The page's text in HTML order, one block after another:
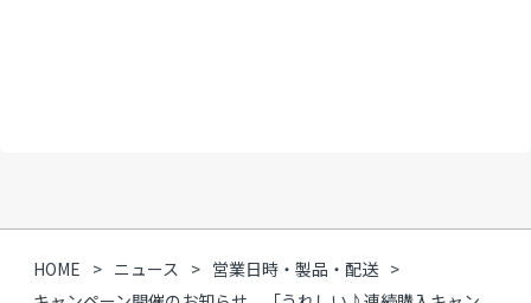
HOME ニュース
営業日時・製品・配送